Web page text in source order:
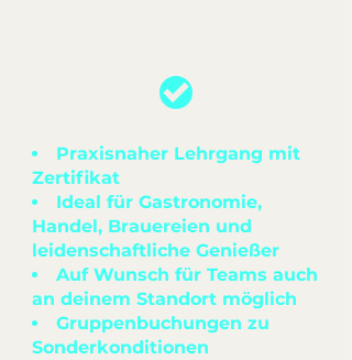
Praxisnaher Lehrgang mit
Zertifikat
Ideal für Gastronomie,
Handel, Brauereien und
leidenschaftliche Genießer
Auf Wunsch für Teams auch
an deinem Standort möglich
Gruppenbuchungen zu
Sonderkonditionen​